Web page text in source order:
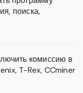
поиска,
комиссию в
T-Rex, CCminer